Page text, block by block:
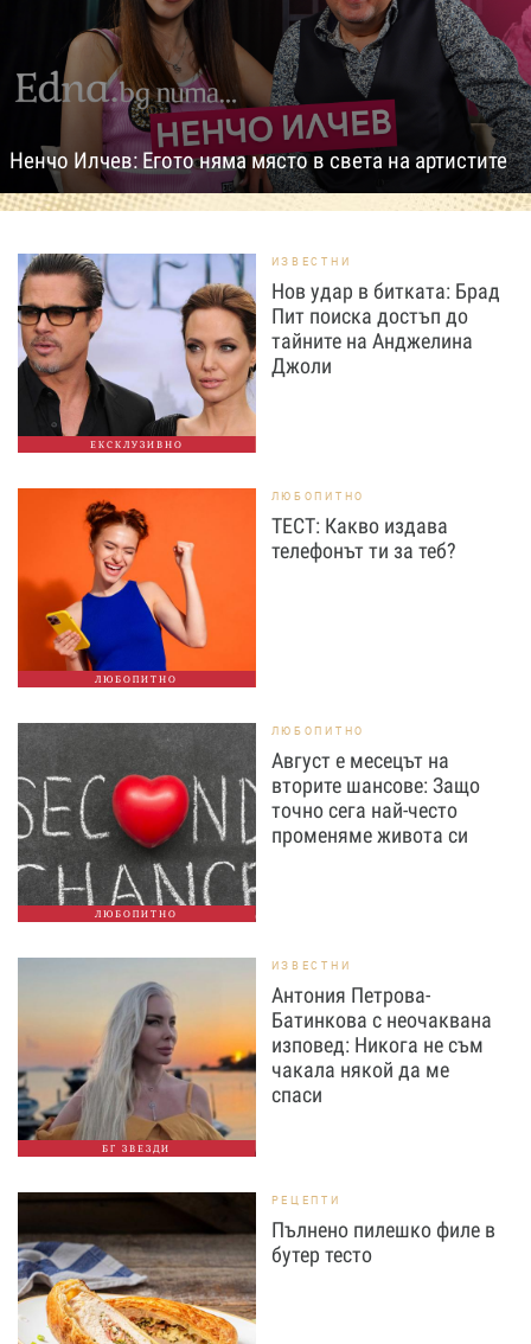
Ненчо Илчев: Егото няма място в света на артистите
ЕКСКЛУЗИВНО
ИЗВЕСТНИ
Нов удар в битката: Брад
Пит поиска достъп до
тайните на Анджелина
Джоли
ЛЮБОПИТНО
ЛЮБОПИТНО
ТЕСТ: Какво издава
телефонът ти за теб?
ЛЮБОПИТНО
ЛЮБОПИТНО
Август е месецът на
вторите шансове: Защо
точно сега най-често
променяме живота си
БГ ЗВЕЗДИ
ИЗВЕСТНИ
Антония Петрова-
Батинкова с неочаквана
изповед: Никога не съм
чакала някой да ме
спаси
РЕЦЕПТИ
Пълнено пилешко филе в
бутер тесто